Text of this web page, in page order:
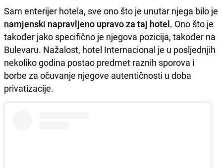
Sam enterijer hotela, sve ono što je unutar njega bilo je
namjenski napravljeno upravo za taj hotel. Ono što je
također jako specifično je njegova pozicija, također na
Bulevaru. Nažalost, hotel Internacional je u posljednjih
nekoliko godina postao predmet raznih sporova i
borbe za očuvanje njegove autentičnosti u doba
privatizacije.